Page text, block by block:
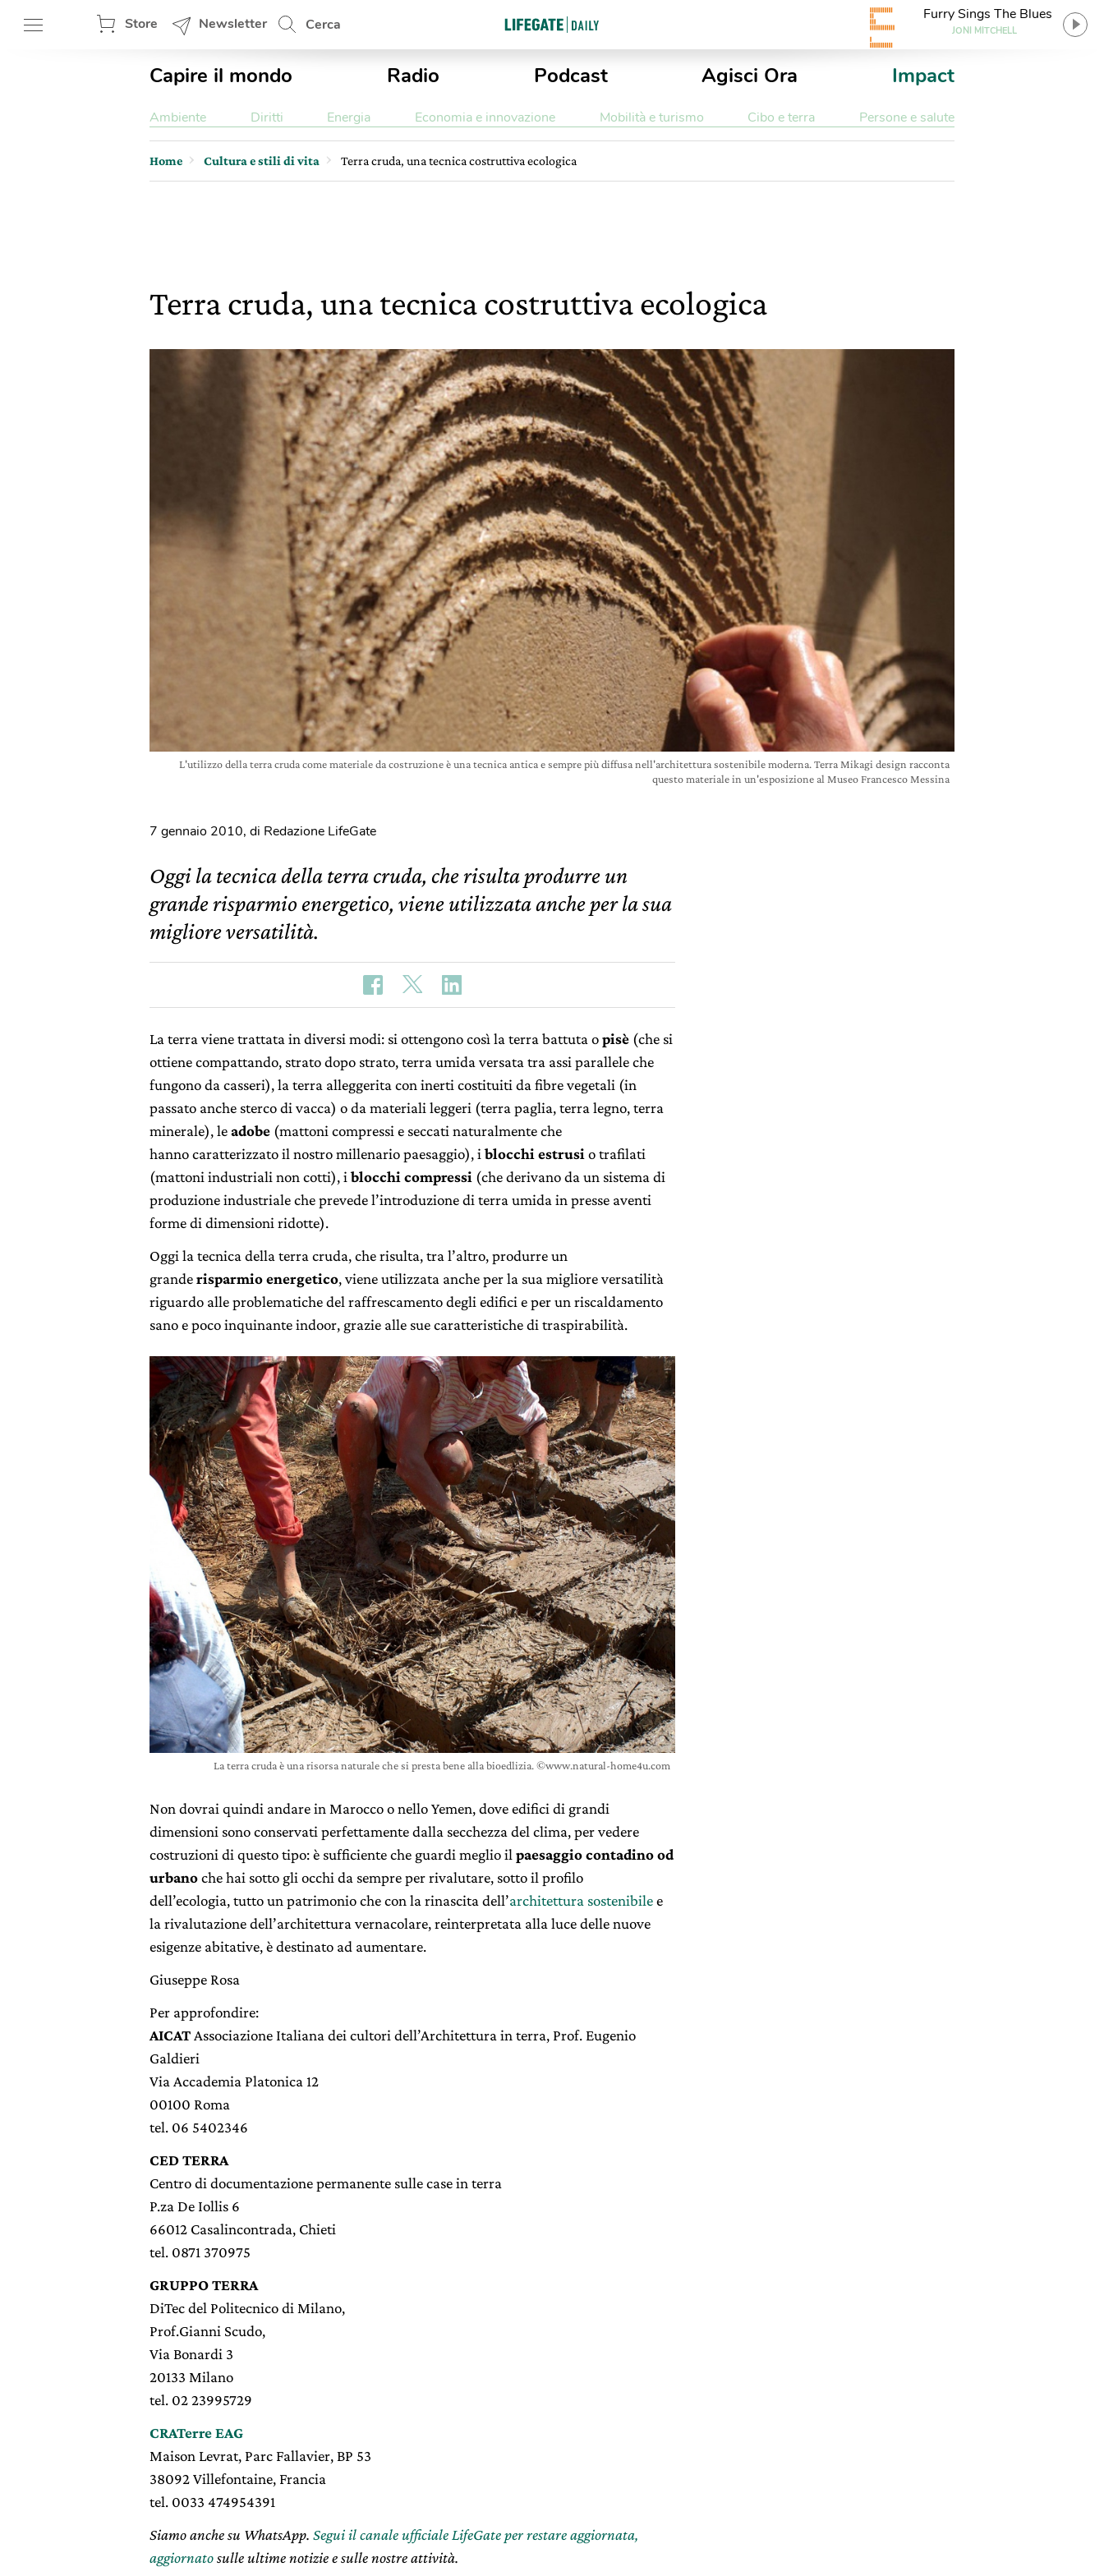
Store Newsletter Cerca
Furry Sings The Blues
JONI MITCHELL
Capire il mondo Radio Podcast Agisci Ora Impact
Ambiente Diritti Energia Economia e innovazione Mobilità e turismo Cibo e terra Persone e salute
Home Cultura e stili di vita Terra cruda, una tecnica costruttiva ecologica
Terra cruda, una tecnica costruttiva ecologica
L'utilizzo della terra cruda come materiale da costruzione è una tecnica antica e sempre più diffusa nell'architettura sostenibile moderna. Terra Mikagi design racconta
questo materiale in un'esposizione al Museo Francesco Messina
7 gennaio 2010, di Redazione LifeGate
Oggi la tecnica della terra cruda, che risulta produrre un
grande risparmio energetico, viene utilizzata anche per la sua
migliore versatilità.
La terra viene trattata in diversi modi: si ottengono così la terra battuta opisè (che si
ottiene compattando, strato dopo strato, terra umida versata tra assi parallele che
fungono da casseri), la terra alleggerita con inerti costituiti da fibre vegetali (in
passato anche sterco di vacca) o da materiali leggeri (terra paglia, terra legno, terra
minerale), leadobe (mattoni compressi e seccati naturalmente che
hanno caratterizzato il nostro millenario paesaggio), iblocchi estrusi o trafilati
(mattoni industriali non cotti), iblocchi compressi (che derivano da un sistema di
produzione industriale che prevede l’introduzione di terra umida in presse aventi
forme di dimensioni ridotte).
Oggi la tecnica della terra cruda, che risulta, tra l’altro, produrre un
granderisparmio energetico, viene utilizzata anche per la sua migliore versatilità
riguardo alle problematiche del raffrescamento degli edifici e per un riscaldamento
sano e poco inquinante indoor, grazie alle sue caratteristiche di traspirabilità.
La terra cruda è una risorsa naturale che si presta bene alla bioedlizia. ©www.natural-home4u.com
Non dovrai quindi andare in Marocco o nello Yemen, dove edifici di grandi
dimensioni sono conservati perfettamente dalla secchezza del clima, per vedere
costruzioni di questo tipo: è sufficiente che guardi meglio il paesaggio contadino od
urbanoche hai sotto gli occhi da sempre per rivalutare, sotto il profilo
dell’ecologia, tutto un patrimonio che con la rinascita dell’architettura sostenibilee
la rivalutazione dell’architettura vernacolare, reinterpretata alla luce delle nuove
esigenze abitative, è destinato ad aumentare.
Giuseppe Rosa
Per approfondire:
AICAT Associazione Italiana dei cultori dell’Architettura in terra, Prof. Eugenio
Galdieri
Via Accademia Platonica 12
00100 Roma
tel. 06 5402346
CED TERRA
Centro di documentazione permanente sulle case in terra
P.za De Iollis 6
66012 Casalincontrada, Chieti
tel. 0871 370975
GRUPPO TERRA
DiTec del Politecnico di Milano,
Prof.Gianni Scudo,
Via Bonardi 3
20133 Milano
tel. 02 23995729
CRATerre EAG
Maison Levrat, Parc Fallavier, BP 53
38092 Villefontaine, Francia
tel. 0033 474954391
Siamo anche su WhatsApp. Segui il canale ufficiale LifeGate per restare aggiornata,
aggiornatosulle ultime notizie e sulle nostre attività.